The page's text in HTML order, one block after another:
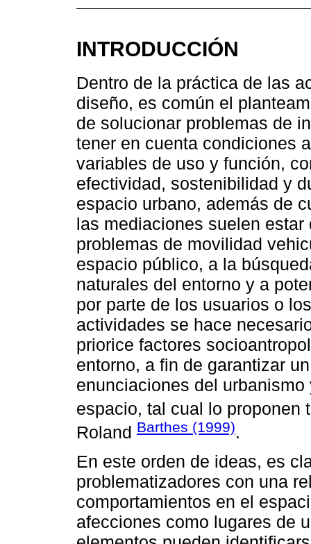
INTRODUCCIÓN
Dentro de la práctica de las
diseño, es común el
de solucionar problemas de
tener en cuenta condiciones
variables de uso y función,
efectividad, sostenibilidad y
espacio urbano, además de
las mediaciones suelen
problemas de movilidad
espacio público, a la
naturales del entorno y a
por parte de los usuarios o
actividades se hace
priorice factores
entorno, a fin de garantizar
enunciaciones del
espacio, tal cual lo
Roland Barthes (1999).
En este orden de ideas, es
problematizadores con una
comportamientos en el
afecciones como lugares de